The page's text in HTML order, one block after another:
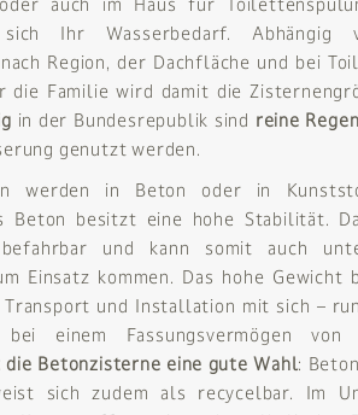
sich Ihr Wasserbedarf. Abhängig
Region, der Dachfläche und bei
die Familie wird damit die
in der Bundesrepublik sind reine
genutzt werden.
werden in Beton oder in
Beton besitzt eine hohe Stabilität.
und kann somit auch
Einsatz kommen. Das hohe
und Installation mit sich –
einem Fassungsvermögen
Betonzisterne eine gute Wahl:
sich zudem als recycelbar. Im